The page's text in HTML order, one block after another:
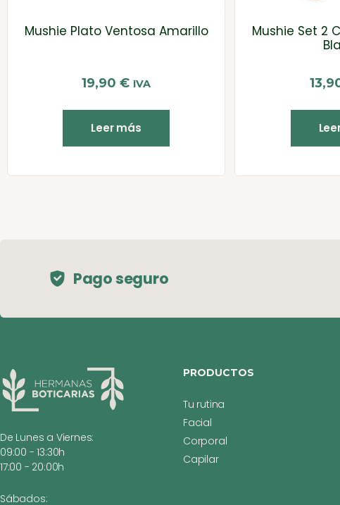
Mushie Plato Ventosa Amarillo
19,90€ IVA
Leer más
Mushie Set 2
Pago seguro
De Lunes a Viernes:
09:00 - 13:30h
17:00 - 20:00h
Sábados:
PRODUCTOS
Tu rutina
Facial
Corporal
Capilar